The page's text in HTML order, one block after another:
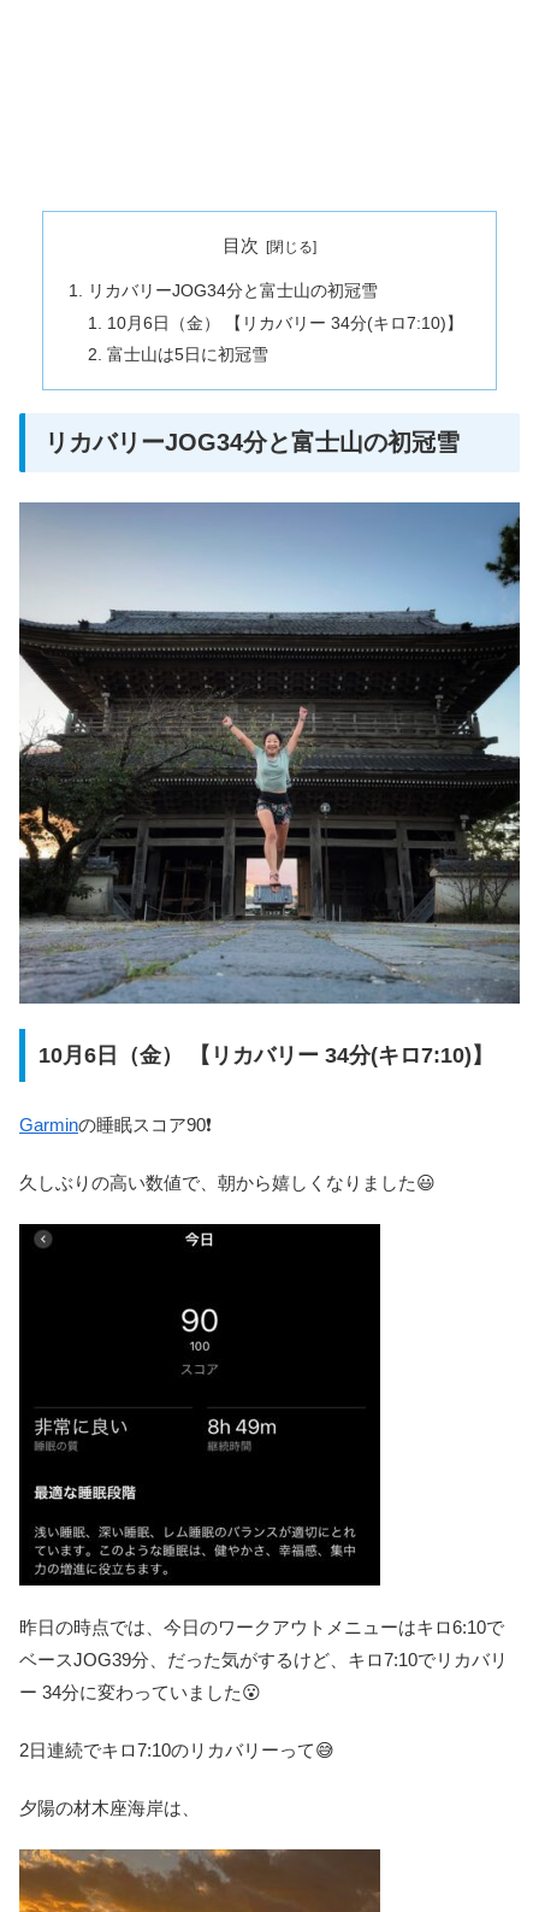
目次
リカバリーJOG34分と富士山の初冠雪
10月6日（金） 【リカバリー 34分(キロ7:10)】
富士山は5日に初冠雪
リカバリーJOG34分と富士山の初冠雪
10月6日（金） 【リカバリー 34分(キロ7:10)】
Garminの睡眠スコア90❗️
久しぶりの高い数値で、朝から嬉しくなりました😃
昨日の時点では、今日のワークアウトメニューはキロ6:10で
ベースJOG39分、だった気がするけど、キロ7:10でリカバリ
ー 34分に変わっていました😮
2日連続でキロ7:10のリカバリーって😅
夕陽の材木座海岸は、